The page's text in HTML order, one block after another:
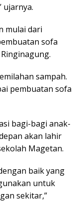
ujarnya.
mulai dari
sofa
sampah.
pembuatan sofa
bagi-bagi anak-
akan lahir
Magetan.
baik yang
untuk
sekitar,”